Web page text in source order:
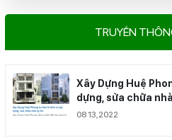
TRUYỀN
Xây Dựng Huệ
dựng, sửa chữa
08 13,2022